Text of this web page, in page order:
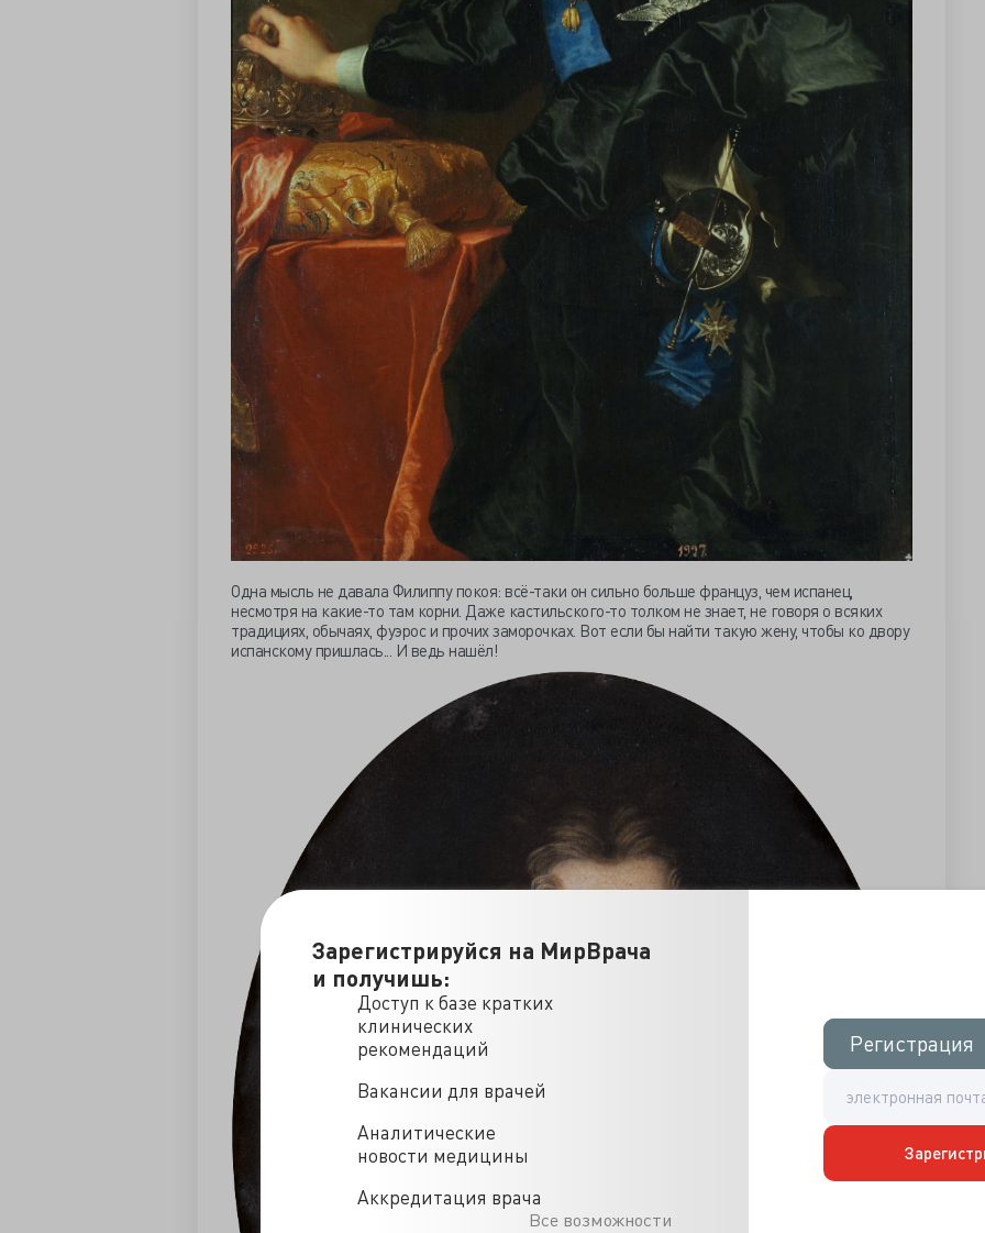
Зарегистрируйся на МирВрача
и получишь:
Доступ к базе кратких
клинических
рекомендаций
Вакансии для врачей
Аналитические
новости медицины
Аккредитация врача
Все возможности
Регистрация
Регистрация
Одна мысль не давала Филиппу покоя: всё-таки он сильно больше француз, чем испанец,
несмотря на какие-то там корни. Даже кастильского-то толком не знает, не говоря о всяких
традициях, обычаях, фуэрос и прочих заморочках. Вот если бы найти такую жену, чтобы ко двору
испанскому пришлась... И ведь нашёл!